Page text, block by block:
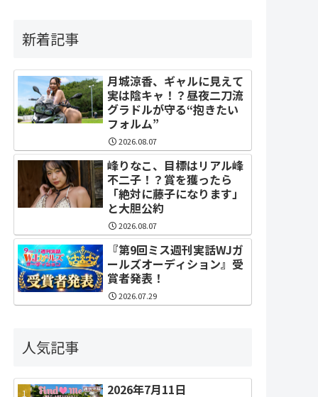
新着記事
月城涼香、ギャルに見えて
実は陰キャ！？昼夜二刀流
グラドルが守る“抱きたい
フォルム”
2026.08.07
峰りなこ、目標はリアル峰
不二子！？賞を獲ったら
「絶対に藤子になります」
と大胆公約
2026.08.07
『第9回ミス週刊実話WJガ
ールズオーディション』受
賞者発表！
2026.07.29
人気記事
2026年7月11日